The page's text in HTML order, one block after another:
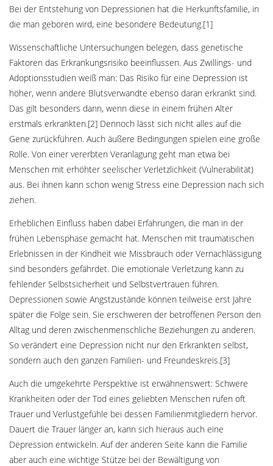
Bei der Entstehung von Depressionen hat die Herkunftsfamilie, in
die man geboren wird, eine besondere Bedeutung.[1]
Wissenschaftliche Untersuchungen belegen, dass genetische
Faktoren das Erkrankungsrisiko beeinflussen. Aus Zwillings- und
Adoptionsstudien weiß man: Das Risiko für eine Depression ist
höher, wenn andere Blutsverwandte ebenso daran erkrankt sind.
Das gilt besonders dann, wenn diese in einem frühen Alter
erstmals erkrankten.[2] Dennoch lässt sich nicht alles auf die
Gene zurückführen. Auch äußere Bedingungen spielen eine große
Rolle. Von einer vererbten Veranlagung geht man etwa bei
Menschen mit erhöhter seelischer Verletzlichkeit (Vulnerabilität)
aus. Bei ihnen kann schon wenig Stress eine Depression nach sich
ziehen.
Erheblichen Einfluss haben dabei Erfahrungen, die man in der
frühen Lebensphase gemacht hat. Menschen mit traumatischen
Erlebnissen in der Kindheit wie Missbrauch oder Vernachlässigung
sind besonders gefährdet. Die emotionale Verletzung kann zu
fehlender Selbstsicherheit und Selbstvertrauen führen.
Depressionen sowie Angstzustände können teilweise erst Jahre
später die Folge sein. Sie erschweren der betroffenen Person den
Alltag und deren zwischenmenschliche Beziehungen zu anderen.
So verändert eine Depression nicht nur den Erkrankten selbst,
sondern auch den ganzen Familien- und Freundeskreis.[3]
Auch die umgekehrte Perspektive ist erwähnenswert: Schwere
Krankheiten oder der Tod eines geliebten Menschen rufen oft
Trauer und Verlustgefühle bei dessen Familienmitgliedern hervor.
Dauert die Trauer länger an, kann sich hieraus auch eine
Depression entwickeln. Auf der anderen Seite kann die Familie
aber auch eine wichtige Stütze bei der Bewältigung von